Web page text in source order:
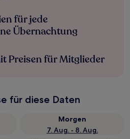
für jede
Übernachtung
Preisen für Mitglieder
für diese Daten
Morgen
7. Aug. - 8. Aug.